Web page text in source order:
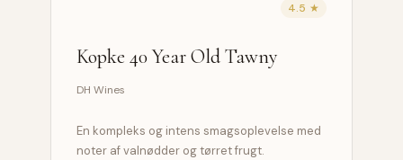
4.5 ★
Kopke 40 Year Old Tawny
DH Wines
En kompleks og intens smagsoplevelse med
noter af valnødder og tørret frugt.